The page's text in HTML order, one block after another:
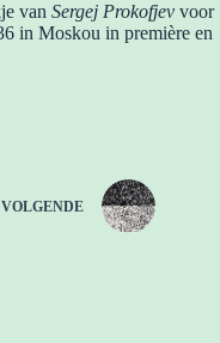
van Sergej Prokofjev voor
in Moskou in première en
VOLGENDE